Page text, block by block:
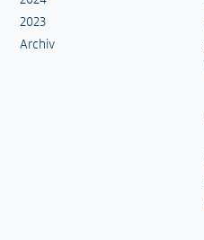
2023
Archiv